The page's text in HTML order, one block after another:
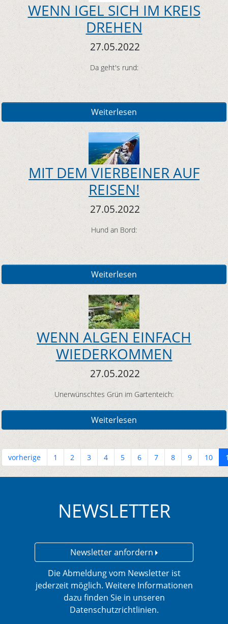
WENN IGEL SICH IM KREIS
DREHEN
27.05.2022
Da geht's rund:
Weiterlesen
MIT DEM VIERBEINER AUF
REISEN!
27.05.2022
Hund an Bord:
Weiterlesen
WENN ALGEN EINFACH
WIEDERKOMMEN
27.05.2022
Unerwünschtes Grün im Gartenteich:
Weiterlesen
vorherige 1 2 3 4 5 6 7 8 9 10
NEWSLETTER
Newsletter anfordern
Die Abmeldung vom Newsletter ist
jederzeit möglich. Weitere Informationen
dazu finden Sie in unseren
Datenschutzrichtlinien.